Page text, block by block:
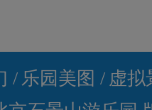
/ 乐园美图 / 虚拟